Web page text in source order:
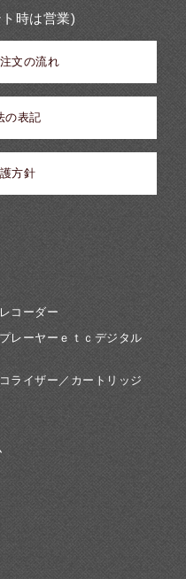
時は営業)
文の流れ
の表記
方針
コーダー
レーヤーｅｔｃデジタル
ライザー／カートリッジ